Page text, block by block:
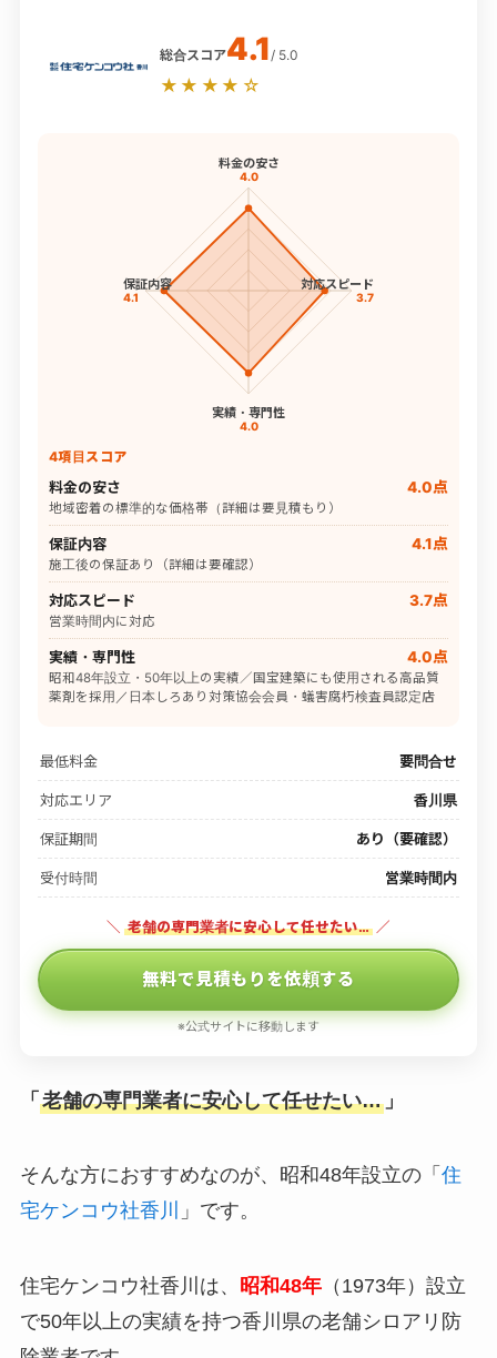
総合スコア4.1 / 5.0
★★★★☆
料金の安さ
4.0
対応スピード
3.7
実績・専門性
4.0
保証内容
4.1
4項目スコア
料金の安さ 4.0点
地域密着の標準的な価格帯（詳細は要見積もり）
保証内容 4.1点
施工後の保証あり（詳細は要確認）
対応スピード 3.7点
営業時間内に対応
実績・専門性 4.0点
昭和48年設立・50年以上の実績／国宝建築にも使用される高品質
薬剤を採用／日本しろあり対策協会会員・蟻害腐朽検査員認定店
最低料金 要問合せ
対応エリア 香川県
保証期間 あり（要確認）
受付時間 営業時間内
＼ 老舗の専門業者に安心して任せたい… ／
無料で見積もりを依頼する
※公式サイトに移動します
「 老舗の専門業者に安心して任せたい…」
そんな方におすすめなのが、昭和48年設立の「 住
宅ケンコウ社香川
」です。
住宅ケンコウ社香川は、 昭和48年（1973年）設立
で50年以上の実績を持つ香川県の老舗シロアリ防